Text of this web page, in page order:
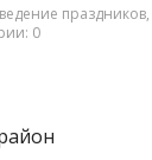
праздников,
0